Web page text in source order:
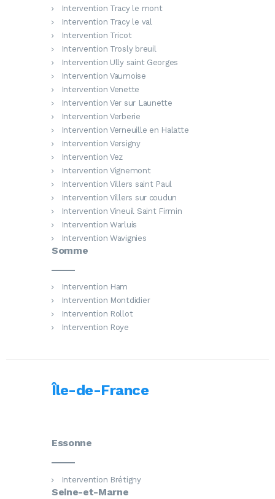
Intervention Tracy le mont
Intervention Tracy le val
Intervention Tricot
Intervention Trosly breuil
Intervention Ully saint Georges
Intervention Vaumoise
Intervention Venette
Intervention Ver sur Launette
Intervention Verberie
Intervention Verneuille en Halatte
Intervention Versigny
Intervention Vez
Intervention Vignemont
Intervention Villers saint Paul
Intervention Villers sur coudun
Intervention Vineuil Saint Firmin
Intervention Warluis
Intervention Wavignies
Somme
Intervention Ham
Intervention Montdidier
Intervention Rollot
Intervention Roye
Île-de-France
Essonne
Intervention Brétigny
Seine-et-Marne